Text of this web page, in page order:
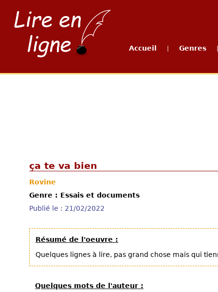
Accueil Genres
ça te va bien
Rovine
Genre : Essais et documents
Publié le : 21/02/2022
Résumé de l'oeuvre :
Quelques lignes à lire, pas grand chose mais qui
Quelques mots de l'auteur :